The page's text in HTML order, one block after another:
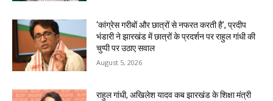
‘कांग्रेस गरीबों और छात्रों से नफरत करती है’, प्रदीप
भंडारी ने झारखंड में छात्रों के प्रदर्शन पर राहुल गांधी की
चुप्पी पर उठाए सवाल
August 5, 2026
राहुल गांधी, अखिलेश यादव कब झारखंड के शिक्षा मंत्री